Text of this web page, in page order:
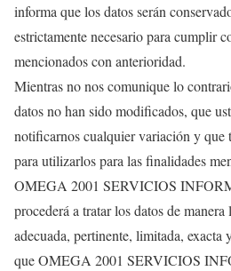
informa que los datos serán
estrictamente necesario para cumplir
mencionados con anterioridad.
Mientras no nos comunique lo
datos no han sido modificados, que
notificarnos cualquier variación y que
para utilizarlos para las finalidades
OMEGA 2001 SERVICIOS
procederá a tratar los datos de
adecuada, pertinente, limitada, exacta
que OMEGA 2001 SERVICIOS